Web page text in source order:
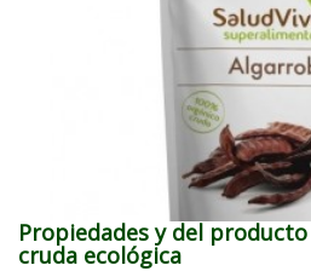
Propiedades y del
cruda ecológica